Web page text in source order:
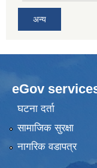
अन्य
eGov
घटना दर्ता
सामाजिक सुरक्षा
नागरिक वडापत्र